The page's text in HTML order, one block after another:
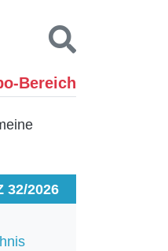
Bereich
32/2026